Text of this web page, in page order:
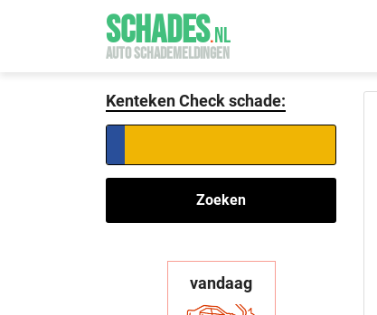
SCHADES.NL
AUTO SCHADEMELDINGEN
Kenteken Check schade:
Zoeken
vandaag